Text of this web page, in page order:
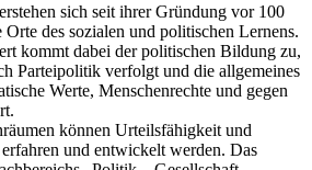
sich seit ihrer Gründung vor 100
Orte des sozialen und politischen Lernens.
kommt dabei der politischen Bildung zu,
Parteipolitik verfolgt und die allgemeines
Werte, Menschenrechte und gegen
können Urteilsfähigkeit und
und entwickelt werden. Das